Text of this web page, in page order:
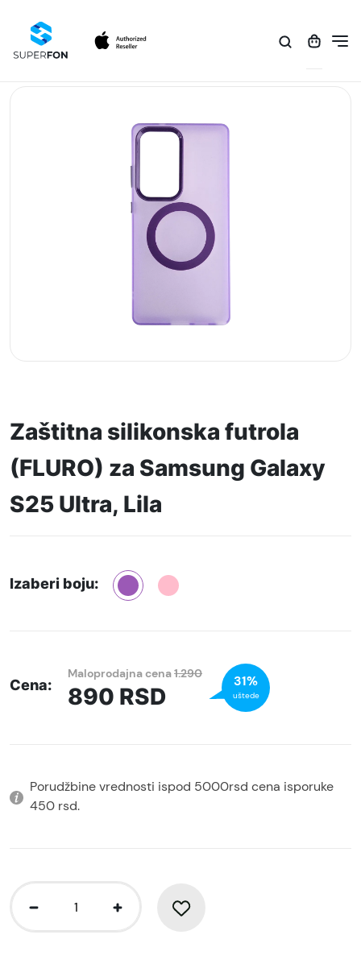
Zaštitna silikonska futrola
(FLURO) za Samsung Galaxy
S25 Ultra, Lila
Izaberi boju:
Cena:
Maloprodajna cena1.290
890 RSD
31%
uštede
Porudžbine vrednosti ispod 5000rsd cena isporuke
450 rsd.